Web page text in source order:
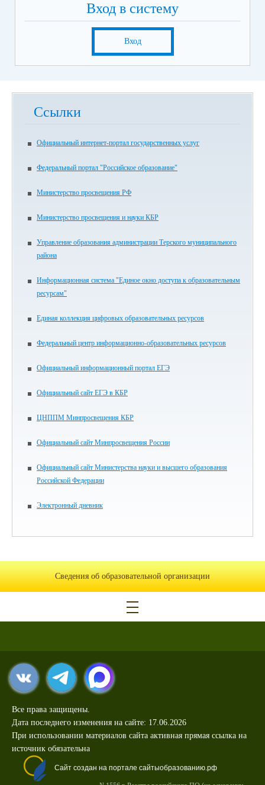
Вход в систему
Вход
Ссылки
Официальный интернет-портал государственных услуг
Федеральный портал "Российское образование"
Министерство просвещения РФ
Министерство просвещения и науки КБР
Управление образования администрации Терского муниципального
района
Информационная система "Единое окно доступа к образовательным
ресурсам"
Единая коллекция цифровых образовательных ресурсов
Федеральный центр информационно-образовательных ресурсов
Официальный информационный портал ЕГЭ
Официальный сайт ЕГЭ в КБР
ЦНППМ Минпросвещения КБР
Официальный сайт Минпросвещения России
Официальный сайт Министерства науки и высшего образования
Российской Федерации
Электронный дневник
Сведения об образовательной организации
Все права защищены.
Дата последнего изменения на сайте: 17.06.2026
При использовании материалов сайта активная прямая ссылка на
источник обязательна
Сайт создан на портале сайтыобразованию.рф